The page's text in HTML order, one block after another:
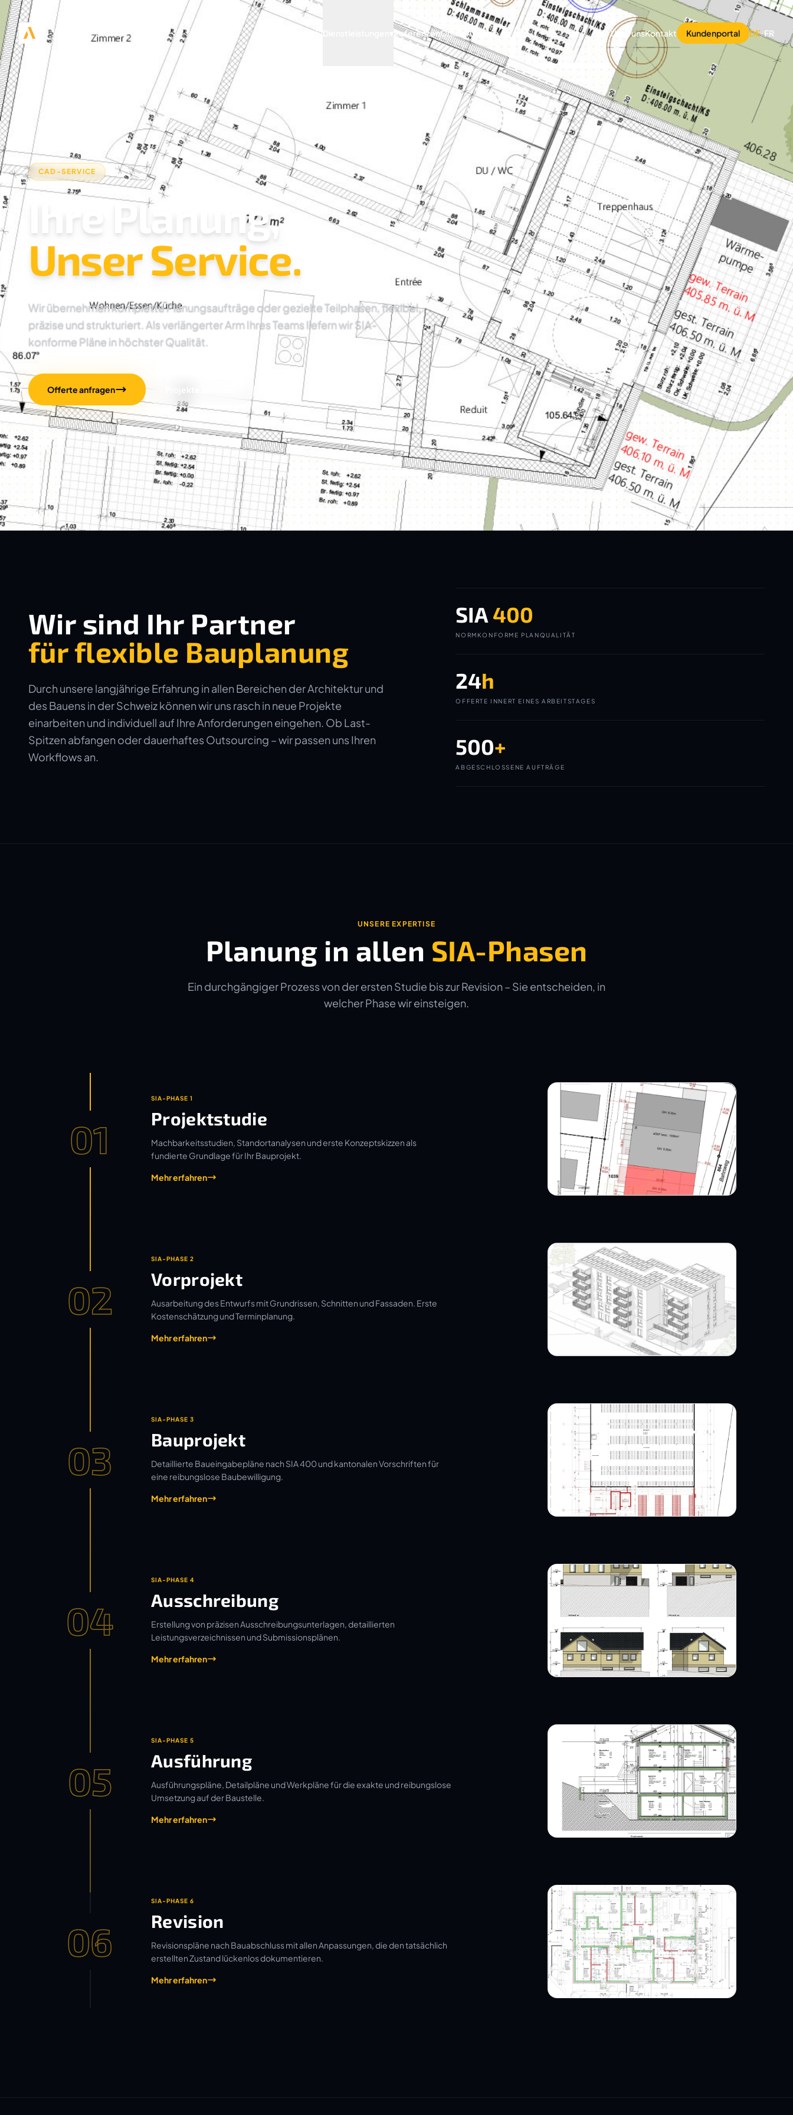
ArchifyDienstleistungen ReferenzenOnline Anfrage Über unsKontakt Kundenportal DE/FR
CAD-SERVICE
Ihre Planung,
Unser Service.
Wir übernehmen komplette Planungsaufträge oder gezielte Teilphasen, flexibel,
präzise und strukturiert. Als verlängerter Arm Ihres Teams liefern wir SIA-
konforme Pläne in höchster Qualität.
Offerte anfragen
Wir sind Ihr Partner
für flexible Bauplanung
Durch unsere langjährige Erfahrung in allen Bereichen der Architektur und
des Bauens in der Schweiz können wir uns rasch in neue Projekte
einarbeiten und individuell auf Ihre Anforderungen eingehen. Ob Last-
Spitzen abfangen oder dauerhaftes Outsourcing – wir passen uns Ihren
Workflows an.
SIA 400
NORMKONFORME PLANQUALITÄT
24h
OFFERTE INNERT EINES ARBEITSTAGES
500+
ABGESCHLOSSENE AUFTRÄGE
UNSERE EXPERTISE
Planung in allen SIA-Phasen
Ein durchgängiger Prozess von der ersten Studie bis zur Revision – Sie entscheiden, in
welcher Phase wir einsteigen.
01
SIA-PHASE 1
Projektstudie
Machbarkeitsstudien, Standortanalysen und erste Konzeptskizzen als
fundierte Grundlage für Ihr Bauprojekt.
Mehr erfahren
02
SIA-PHASE 2
Vorprojekt
Ausarbeitung des Entwurfs mit Grundrissen, Schnitten und Fassaden. Erste
Kostenschätzung und Terminplanung.
Mehr erfahren
03
SIA-PHASE 3
Bauprojekt
Detaillierte Baueingabepläne nach SIA 400 und kantonalen Vorschriften für
eine reibungslose Baubewilligung.
Mehr erfahren
04
SIA-PHASE 4
Ausschreibung
Erstellung von präzisen Ausschreibungsunterlagen, detaillierten
Leistungsverzeichnissen und Submissionsplänen.
Mehr erfahren
05
SIA-PHASE 5
Ausführung
Ausführungspläne, Detailpläne und Werkpläne für die exakte und reibungslose
Umsetzung auf der Baustelle.
Mehr erfahren
06
SIA-PHASE 6
Revision
Revisionspläne nach Bauabschluss mit allen Anpassungen, die den tatsächlich
erstellten Zustand lückenlos dokumentieren.
Mehr erfahren